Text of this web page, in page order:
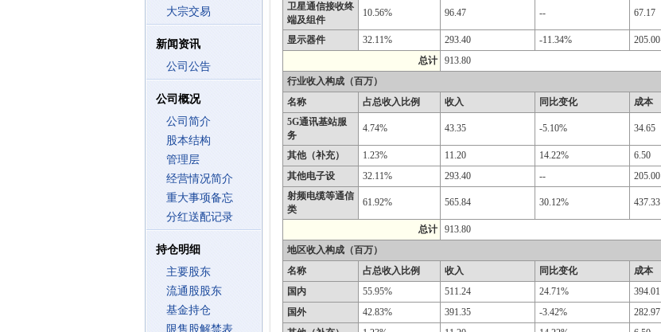
大宗交易
新闻资讯
公司公告
公司概况
公司简介
股本结构
管理层
经营情况简介
重大事项备忘
分红送配记录
持仓明细
主要股东
流通股股东
基金持仓
限售股解禁表
卫星通信接收终
端及组件
10.56% 96.47 -- 67.17
显示器件 32.11% 293.40 -11.34% 205.00
总计
913.80
行业收入构成（百万）
名称
占总收入比例 收入 同比变化 成本
5G通讯基站服
务
4.74% 43.35 -5.10% 34.65
其他（补充） 1.23% 11.20 14.22% 6.50
其他电子设
32.11% 293.40 -- 205.00
射频电缆等通信
类
61.92% 565.84 30.12% 437.33
总计
913.80
地区收入构成（百万）
名称
占总收入比例 收入 同比变化 成本
国内
55.95% 511.24 24.71% 394.01
国外
42.83% 391.35 -3.42% 282.97